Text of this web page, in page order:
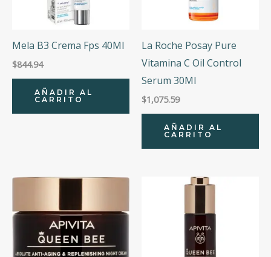
Mela B3 Crema Fps 40Ml
$844.94
AÑADIR AL
CARRITO
La Roche Posay Pure
Vitamina C Oil Control
Serum 30Ml
$1,075.59
AÑADIR AL
CARRITO